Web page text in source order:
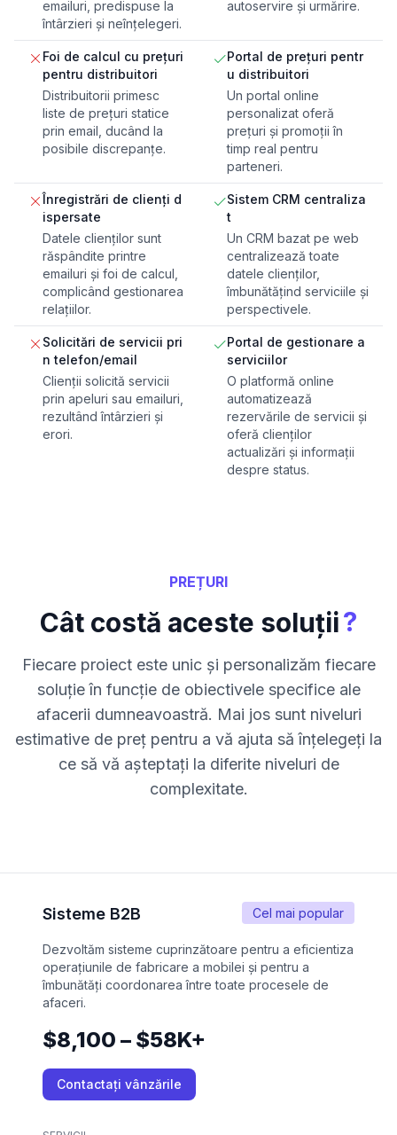
emailuri, predispuse la
întârzieri și neînțelegeri.
autoservire și urmărire.
Foi de calcul cu prețuri
pentru distribuitori
Distribuitorii primesc
liste de prețuri statice
prin email, ducând la
posibile discrepanțe.
Portal de prețuri pentr
u distribuitori
Un portal online
personalizat oferă
prețuri și promoții în
timp real pentru
parteneri.
Înregistrări de clienți d
ispersate
Datele clienților sunt
răspândite printre
emailuri și foi de calcul,
complicând gestionarea
relațiilor.
Sistem CRM centraliza
t
Un CRM bazat pe web
centralizează toate
datele clienților,
îmbunătățind serviciile și
perspectivele.
Solicitări de servicii pri
n telefon/email
Clienții solicită servicii
prin apeluri sau emailuri,
rezultând întârzieri și
erori.
Portal de gestionare a
serviciilor
O platformă online
automatizează
rezervările de servicii și
oferă clienților
actualizări și informații
despre status.
PREȚURI
Cât costă aceste soluții?
Fiecare proiect este unic și personalizăm fiecare
soluție în funcție de obiectivele specifice ale
afacerii dumneavoastră. Mai jos sunt niveluri
estimative de preț pentru a vă ajuta să înțelegeți la
ce să vă așteptați la diferite niveluri de
complexitate.
Cel mai popular
Sisteme B2B
Dezvoltăm sisteme cuprinzătoare pentru a eficientiza
operațiunile de fabricare a mobilei și pentru a
îmbunătăți coordonarea între toate procesele de
afaceri.
$8,100 – $58K+
Contactați vânzările